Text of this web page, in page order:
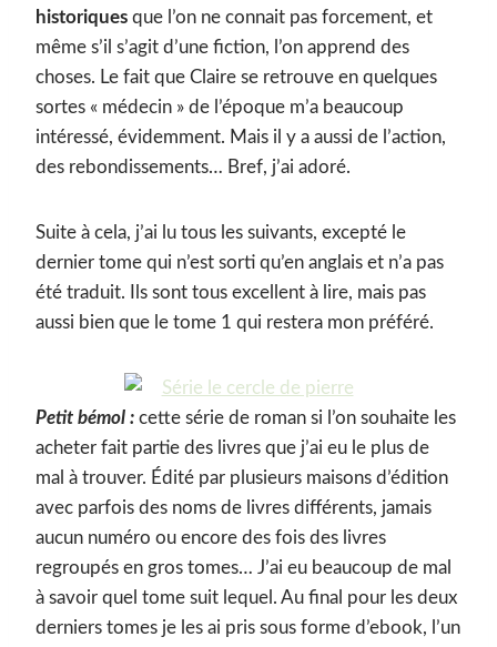
historiques que l’on ne connait pas forcement, et
même s’il s’agit d’une fiction, l’on apprend des
choses. Le fait que Claire se retrouve en quelques
sortes « médecin » de l’époque m’a beaucoup
intéressé, évidemment. Mais il y a aussi de l’action,
des rebondissements… Bref, j’ai adoré.
Suite à cela, j’ai lu tous les suivants, excepté le
dernier tome qui n’est sorti qu’en anglais et n’a pas
été traduit. Ils sont tous excellent à lire, mais pas
aussi bien que le tome 1 qui restera mon préféré.
Petit bémol : cette série de roman si l’on souhaite les
acheter fait partie des livres que j’ai eu le plus de
mal à trouver. Édité par plusieurs maisons d’édition
avec parfois des noms de livres différents, jamais
aucun numéro ou encore des fois des livres
regroupés en gros tomes… J’ai eu beaucoup de mal
à savoir quel tome suit lequel. Au final pour les deux
derniers tomes je les ai pris sous forme d’ebook, l’un